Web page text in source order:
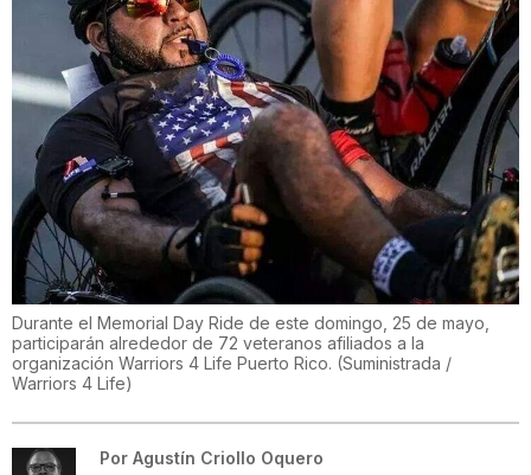
Durante el Memorial Day Ride de este domingo, 25 de mayo,
participarán alrededor de 72 veteranos afiliados a la
organización Warriors 4 Life Puerto Rico. (Suministrada /
Warriors 4 Life)
Por Agustín Criollo Oquero